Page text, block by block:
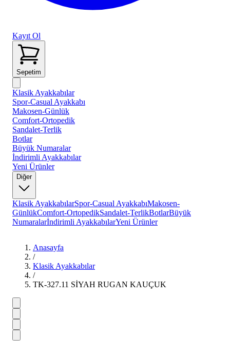
Kayıt Ol
Sepetim
Klasik Ayakkabılar
Spor-Casual Ayakkabı
Makosen-Günlük
Comfort-Ortopedik
Sandalet-Terlik
Botlar
Büyük Numaralar
İndirimli Ayakkabılar
Yeni Ürünler
Diğer
Klasik AyakkabılarSpor-Casual AyakkabıMakosen-
GünlükComfort-OrtopedikSandalet-TerlikBotlarBüyük
Numaralarİndirimli AyakkabılarYeni Ürünler
Anasayfa
/
Klasik Ayakkabılar
/
TK-327.11 SİYAH RUGAN KAUÇUK